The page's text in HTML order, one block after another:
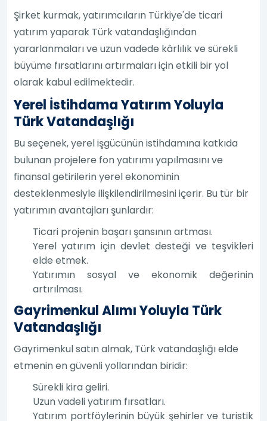
Şirket kurmak, yatırımcıların Türkiye'de ticari
yatırım yaparak Türk vatandaşlığından
yararlanmaları ve uzun vadede kârlılık ve sürekli
büyüme fırsatlarını artırmaları için etkili bir yol
olarak kabul edilmektedir.
Yerel İstihdama Yatırım Yoluyla
Türk Vatandaşlığı
Bu seçenek, yerel işgücünün istihdamına katkıda
bulunan projelere fon yatırımı yapılmasını ve
finansal getirilerin yerel ekonominin
desteklenmesiyle ilişkilendirilmesini içerir. Bu tür bir
yatırımın avantajları şunlardır:
Ticari projenin başarı şansının artması.
Yerel yatırım için devlet desteği ve teşvikleri
elde etmek.
Yatırımın sosyal ve ekonomik değerinin
artırılması.
Gayrimenkul Alımı Yoluyla Türk
Vatandaşlığı
Gayrimenkul satın almak, Türk vatandaşlığı elde
etmenin en güvenli yollarından biridir:
Sürekli kira geliri.
Uzun vadeli yatırım fırsatları.
Yatırım portföylerinin büyük şehirler ve turistik